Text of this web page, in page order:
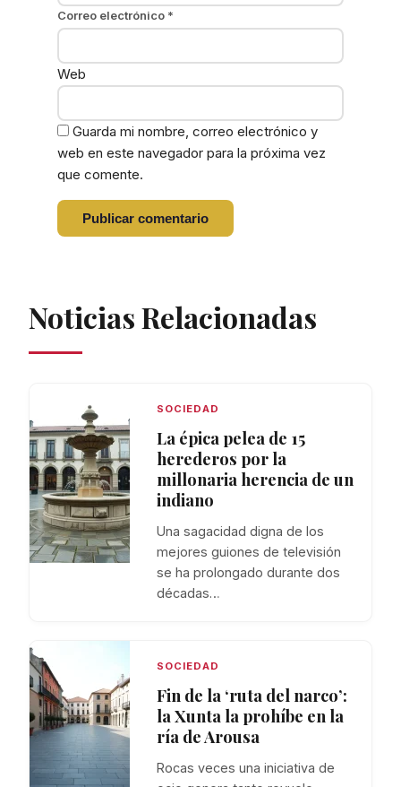
Correo electrónico *
Web
Guarda mi nombre, correo electrónico y
web en este navegador para la próxima vez
que comente.
Noticias Relacionadas
SOCIEDAD
La épica pelea de 15
herederos por la
millonaria herencia de un
indiano
Una sagacidad digna de los
mejores guiones de televisión
se ha prolongado durante dos
décadas…
SOCIEDAD
Fin de la ‘ruta del narco’:
la Xunta la prohíbe en la
ría de Arousa
Rocas veces una iniciativa de